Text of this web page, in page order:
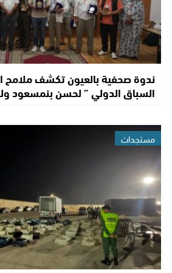
ندوة صحفية بالعيون تكشف ملامح
السباق الدولي ” لحسن بنمسعود
مستجدات